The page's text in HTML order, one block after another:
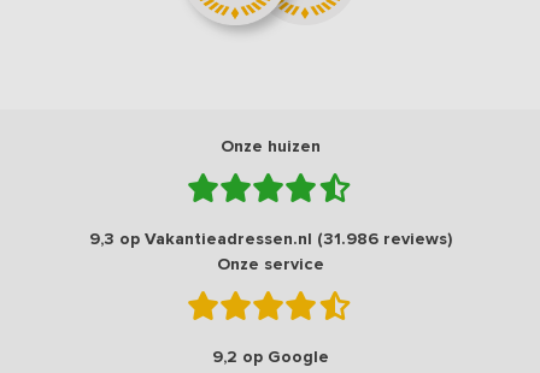
Onze huizen
9,3 op Vakantieadressen.nl (31.986 reviews)
Onze service
9,2 op Google